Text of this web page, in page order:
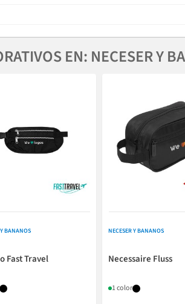
EN: NECESER Y
BANANOS
Fast Travel
NECESER Y BANANOS
Necessaire Fluss
1 color